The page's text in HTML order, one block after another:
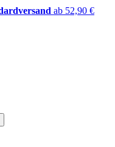
ab 52,90 €